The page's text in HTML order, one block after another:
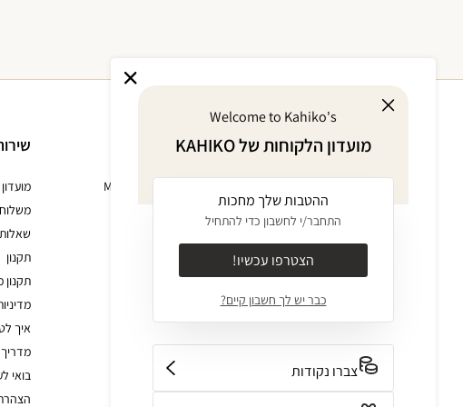
מוצרים
בגדי חוף
תקנון
תקנון
איך
בואי
אודות
JOURNAL
Welcome to Kahiko's
מועדון הלקוחות של KAHIKO
ההטבות שלך מחכות
התחבר/י לחשבון כדי להתחיל
הצטרפו עכשיו!
כבר יש לך חשבון קיים?
צברו נקודות